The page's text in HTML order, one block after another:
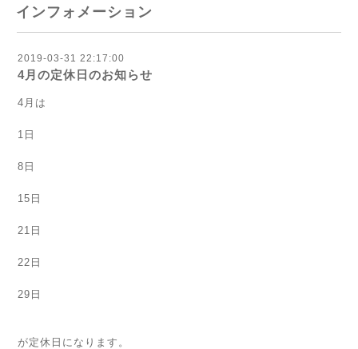
インフォメーション
2019-03-31 22:17:00
4月の定休日のお知らせ
4月は
1日
8日
15日
21日
22日
29日
が定休日になります。